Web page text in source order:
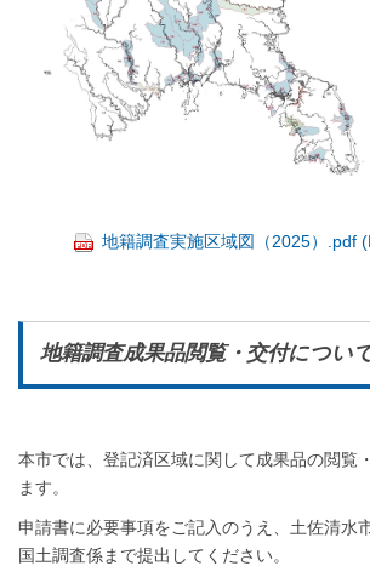
地籍調査実施区域図（2025）.pdf
地籍調査成果品閲覧・交付につい
本市では、登記済区域に関して成果品の閲覧
ます。
申請書に必要事項をご記入のうえ、土佐清水
国土調査係まで提出してください。